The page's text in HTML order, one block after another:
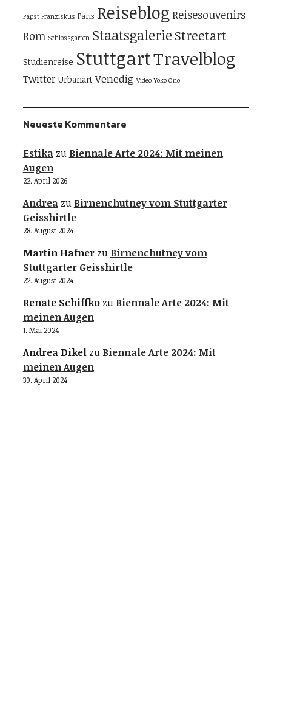
Papst Franziskus Paris Reiseblog Reisesouvenirs
Rom Schlossgarten Staatsgalerie Streetart
Studienreise StuttgartTravelblog
Twitter Urbanart Venedig Video Yoko Ono
Neueste Kommentare
Estikazu Biennale Arte 2024: Mit meinen
Augen
22. April 2026
Andreazu Birnenchutney vom Stuttgarter
Geisshirtle
28. August 2024
Martin Hafnerzu Birnenchutney vom
Stuttgarter Geisshirtle
22. August 2024
Renate Schiffkozu Biennale Arte 2024: Mit
meinen Augen
1. Mai 2024
Andrea Dikelzu Biennale Arte 2024: Mit
meinen Augen
30. April 2024